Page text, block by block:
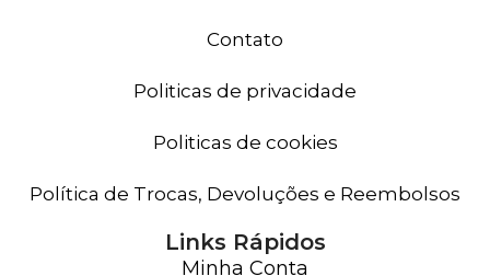
Contato
Politicas de privacidade
Politicas de cookies
Política de Trocas, Devoluções e Reembolsos
Links Rápidos
Minha Conta